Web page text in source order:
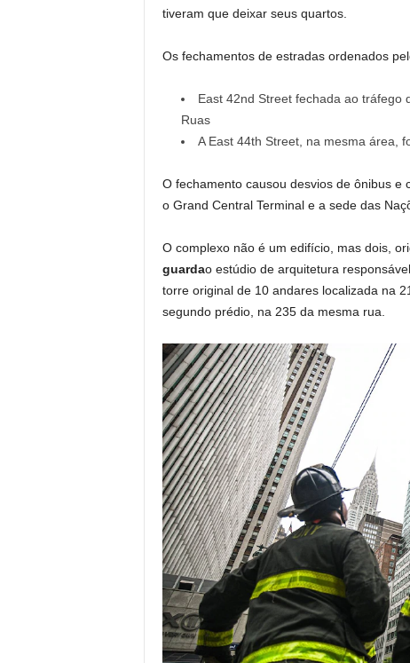
tiveram que deixar seus quartos.
Os fechamentos de estradas ordenados
East 42nd Street fechada ao tráfego
Ruas
A East 44th Street, na mesma área,
O fechamento causou desvios de ônibus
o Grand Central Terminal e a sede das
O complexo não é um edifício, mas dois,
guardao estúdio de arquitetura
torre original de 10 andares localizada na
segundo prédio, na 235 da mesma rua.